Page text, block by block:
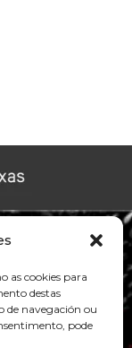
as cookies para
destas
de navegación ou
pode